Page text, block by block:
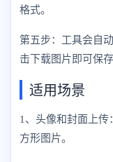
格式。
第五步：工具会自
击下载图片即可保存
适用场景
1、头像和封面上传
方形图片。